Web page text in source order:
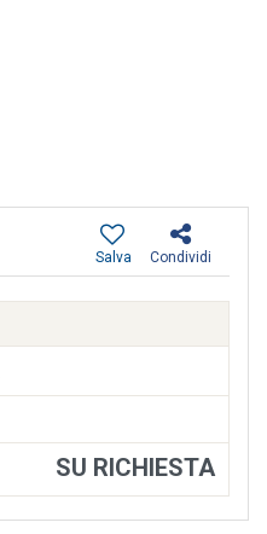
Condividi
Salva
SU RICHIESTA